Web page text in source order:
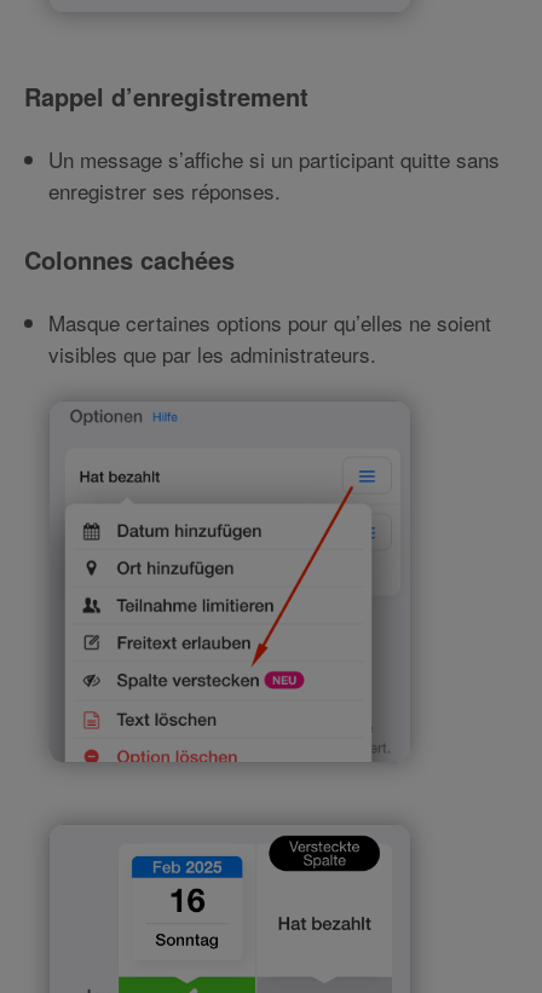
Rappel d’enregistrement
Un message s’affiche si un participant quitte sans
enregistrer ses réponses.
Colonnes cachées
Masque certaines options pour qu’elles ne soient
visibles que par les administrateurs.